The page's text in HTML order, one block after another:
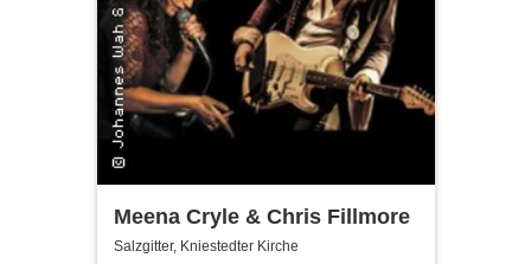
Meena Cryle & Chris Fillmore
Salzgitter, Kniestedter Kirche